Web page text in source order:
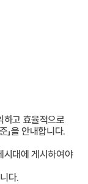
하고 효율적으로
」을 안내합니다.
시대에 게시하여야
다.